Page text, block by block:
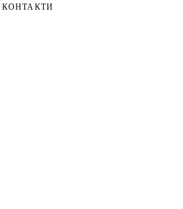
КОНТАКТИ